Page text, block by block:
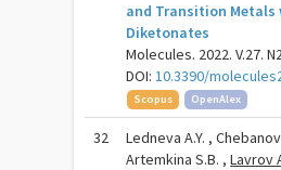
and Transition Metals
Diketonates
Molecules. 2022. V.27.
DOI:10.3390/
Scopus
OpenAlex
32
Ledneva A.Y. ,
Artemkina S.B. ,Lavrov